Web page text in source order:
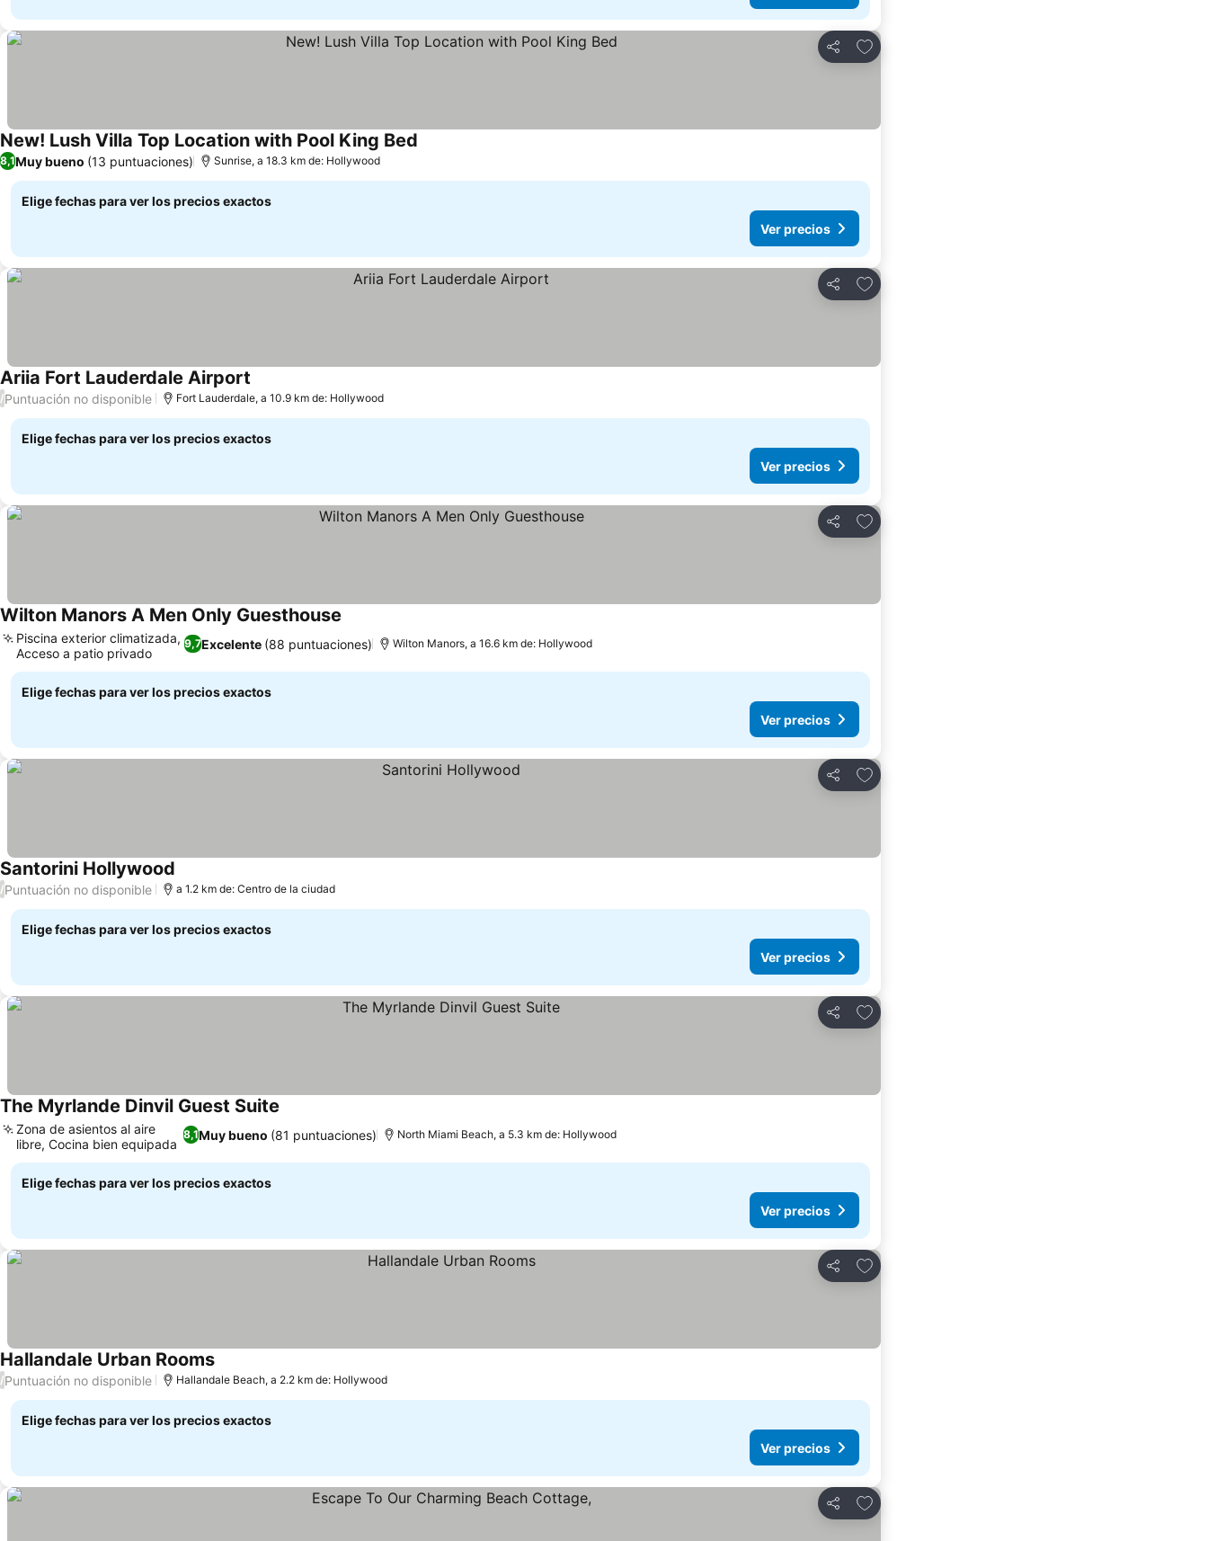
Compartir
Agregar a favoritos
New! Lush Villa Top Location with Pool King Bed
8,1Muy bueno (13 puntuaciones) Sunrise, a 18.3 km de: Hollywood
Elige fechas para ver los precios exactos
Ver precios
Compartir
Agregar a favoritos
Ariia Fort Lauderdale Airport
/Puntuación no disponible Fort Lauderdale, a 10.9 km de: Hollywood
Elige fechas para ver los precios exactos
Ver precios
Compartir
Agregar a favoritos
Wilton Manors A Men Only Guesthouse
9,7Excelente (88 puntuaciones)
Piscina exterior climatizada,
Acceso a patio privado
Wilton Manors, a 16.6 km de: Hollywood
Elige fechas para ver los precios exactos
Ver precios
Compartir
Agregar a favoritos
Santorini Hollywood
/Puntuación no disponible a 1.2 km de: Centro de la ciudad
Elige fechas para ver los precios exactos
Ver precios
Compartir
Agregar a favoritos
The Myrlande Dinvil Guest Suite
8,1Muy bueno (81 puntuaciones)
Zona de asientos al aire
libre, Cocina bien equipada
North Miami Beach, a 5.3 km de: Hollywood
Elige fechas para ver los precios exactos
Ver precios
Compartir
Agregar a favoritos
Hallandale Urban Rooms
/Puntuación no disponible Hallandale Beach, a 2.2 km de: Hollywood
Elige fechas para ver los precios exactos
Ver precios
Compartir
Agregar a favoritos